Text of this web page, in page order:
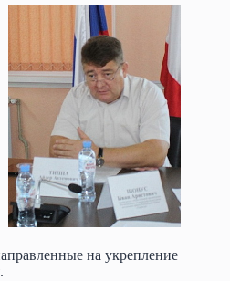
на укрепление